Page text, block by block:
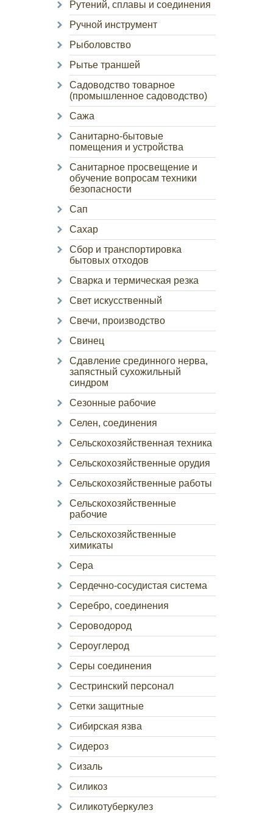
Рутений, сплавы и соединения
Ручной инструмент
Рыболовство
Рытье траншей
Садоводство товарное
(промышленное садоводство)
Сажа
Санитарно-бытовые
помещения и устройства
Санитарное просвещение и
обучение вопросам техники
безопасности
Сап
Сахар
Сбор и транспортировка
бытовых отходов
Сварка и термическая резка
Свет искусственный
Свечи, производство
Свинец
Сдавление срединного нерва,
запястный сухожильный
синдром
Сезонные рабочие
Селен, соединения
Сельскохозяйственная техника
Сельскохозяйственные орудия
Сельскохозяйственные работы
Сельскохозяйственные
рабочие
Сельскохозяйственные
химикаты
Сера
Сердечно-сосудистая система
Серебро, соединения
Сероводород
Сероуглерод
Серы соединения
Сестринский персонал
Сетки защитные
Сибирская язва
Сидероз
Сизаль
Силикоз
Силикотуберкулез